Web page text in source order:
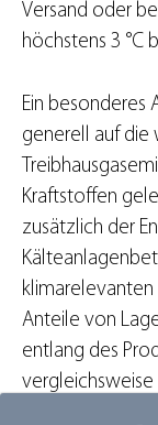
Versand oder
höchstens 3 °C
Ein besonderes
generell auf die
Kraftstoffen
zusätzlich der
Anteile von
entlang des
vergleichsweise